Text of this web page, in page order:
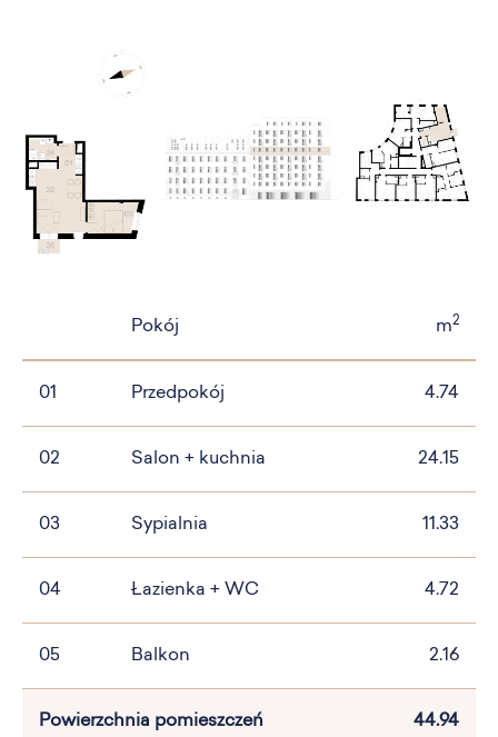
Pokój m2
01 Przedpokój 4.74
02 Salon + kuchnia 24.15
03 Sypialnia 11.33
04 Łazienka + WC 4.72
05 Balkon 2.16
Powierzchnia pomieszczeń 44.94